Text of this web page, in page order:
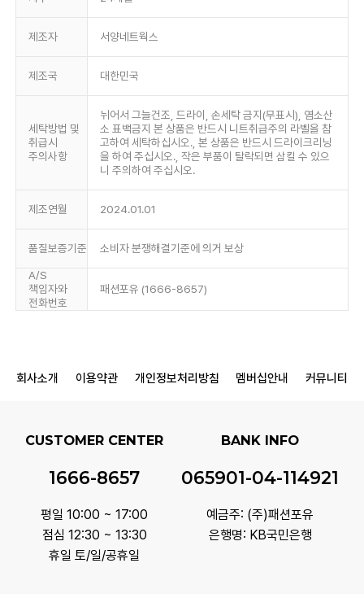
제조자 서양네트웍스
제조국 대한민국
세탁방법 및
취급시
주의사항
뉘어서 그늘건조, 드라이, 손세탁 금지(무표시), 염소산
소 표백금지 본 상품은 반드시 니트취급주의 라벨을 참
고하여 세탁하십시오., 본 상품은 반드시 드라이크리닝
을 하여 주십시오., 작은 부품이 탈락되면 삼킬 수 있으
니 주의하여 주십시오.
제조연월 2024.01.01
품질보증기준 소비자 분쟁해결기준에 의거 보상
A/S
책임자와
전화번호
패션포유 (1666-8657)
회사소개 이용약관 개인정보처리방침 멤버십안내 커뮤니티
CUSTOMER CENTER
1666-8657
평일 10:00 ~ 17:00
점심 12:30 ~ 13:30
휴일 토/일/공휴일
BANK INFO
065901-04-114921
예금주: (주)패션포유
은행명: KB국민은행